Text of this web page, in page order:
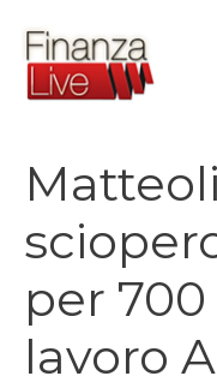
contenuto
per
lavoro